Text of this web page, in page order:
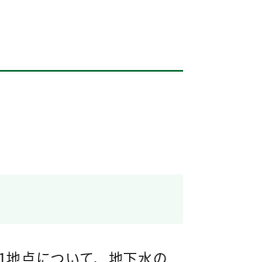
点について、地下水の